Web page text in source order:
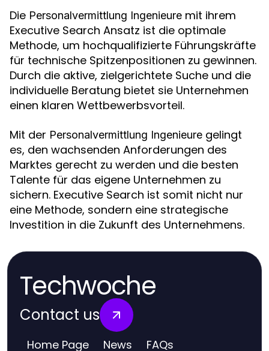
Die Personalvermittlung Ingenieure mit ihrem
Executive Search Ansatz ist die optimale
Methode, um hochqualifizierte Führungskräfte
für technische Spitzenpositionen zu gewinnen.
Durch die aktive, zielgerichtete Suche und die
individuelle Beratung bietet sie Unternehmen
einen klaren Wettbewerbsvorteil.
Mit der Personalvermittlung Ingenieure gelingt
es, den wachsenden Anforderungen des
Marktes gerecht zu werden und die besten
Talente für das eigene Unternehmen zu
sichern. Executive Search ist somit nicht nur
eine Methode, sondern eine strategische
Investition in die Zukunft des Unternehmens.
Techwoche
Contact us
Home Page News FAQs